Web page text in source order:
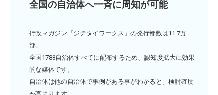
全国の自治体へ一斉に周知が可能
行政マガジン『ジチタイワークス』の発行部数は11.7万
部。
全国1788自治体すべてに配布するため、 認知度拡大に効果
的な媒体です。
自治体は他の自治体で事例がある事がわかると、検討確度